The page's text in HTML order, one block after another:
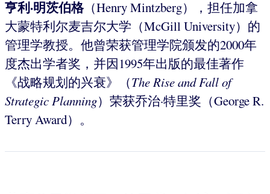
亨利·明茨伯格（Henry Mintzberg），担任加拿
大蒙特利尔麦吉尔大学（McGill University）的
管理学教授。他曾荣获管理学院颁发的2000年
度杰出学者奖，并因1995年出版的最佳著作
《战略规划的兴衰》（The Rise and Fall of
Strategic Planning）荣获乔治·特里奖（George R.
Terry Award）。